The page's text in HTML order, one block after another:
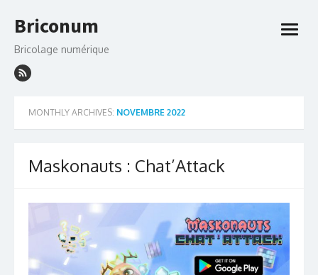
to
Briconum
Bricolage numérique
open
MONTHLY ARCHIVES: NOVEMBRE 2022
Maskonauts : Chat’Attack